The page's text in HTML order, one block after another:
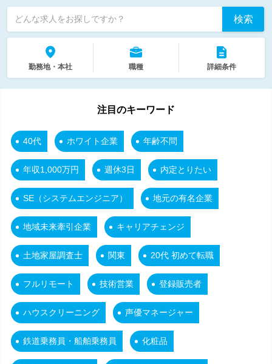
どんな求人をお探しですか？ 検索
勤務地・本社 職種 詳細条件
注目のキーワード
40代 ホワイト企業 年齢不問
年収1,000万円 週休3日 内定とりたい
SE（システムエンジニア） 地元の有名企業
地域未来牽引企業 キャリアチェンジ
土地家屋調査士 関東 20代 初めて転職
フルリモート 技術営業 登録販売者
ハウスクリーニング 声優マネージャー
鉄道乗務員・船舶乗務員 化粧品